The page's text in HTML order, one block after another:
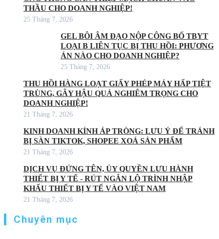
THẦU CHO DOANH NGHIỆP!
25 Tháng 7, 2026
GEL BÔI ÂM ĐẠO NỘP CÔNG BỐ TBYT
LOẠI B LIÊN TỤC BỊ THU HỒI: PHƯƠNG
ÁN NÀO CHO DOANH NGHIỆP?
25 Tháng 7, 2026
THU HỒI HÀNG LOẠT GIẤY PHÉP MÁY HẤP TIỆT
TRÙNG, GÂY HẬU QUẢ NGHIÊM TRỌNG CHO
DOANH NGHIỆP!
21 Tháng 7, 2026
KINH DOANH KÍNH ÁP TRÒNG: LƯU Ý ĐỂ TRÁNH
BỊ SÀN TIKTOK, SHOPEE XOÁ SẢN PHẨM
21 Tháng 7, 2026
DỊCH VỤ ĐỨNG TÊN, ỦY QUYỀN LƯU HÀNH
THIẾT BỊ Y TẾ - RÚT NGẮN LỘ TRÌNH NHẬP
KHẨU THIẾT BỊ Y TẾ VÀO VIỆT NAM
21 Tháng 7, 2026
Chuyên mục